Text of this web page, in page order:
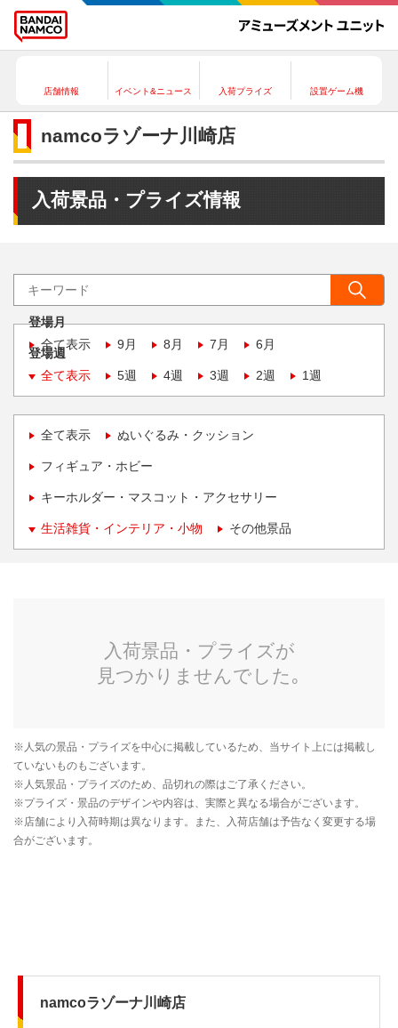
店舗情報 イベント&ニュース 入荷プライズ 設置ゲーム機
namcoラゾーナ川崎店
入荷景品・プライズ情報
登場月
全て表示
9月 8月 7月 6月
登場週
全て表示
5週 4週 3週 2週 1週
全て表示 ぬいぐるみ・クッション
フィギュア・ホビー
キーホルダー・マスコット・アクセサリー
生活雑貨・インテリア・小物 その他景品
namcoラゾーナ川崎店